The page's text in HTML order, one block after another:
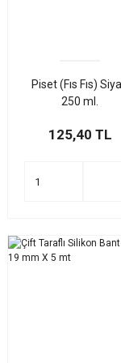
Piset (Fıs Fıs)
250 ml.
125,40 TL